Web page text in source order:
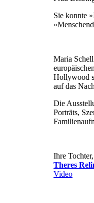
Sie konnte
Maria
Hollywood
auf das
Die
Porträts,
Ihre
Theres
Video